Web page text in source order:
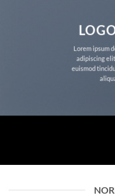
Lorem ipsum
adipiscing
euismod